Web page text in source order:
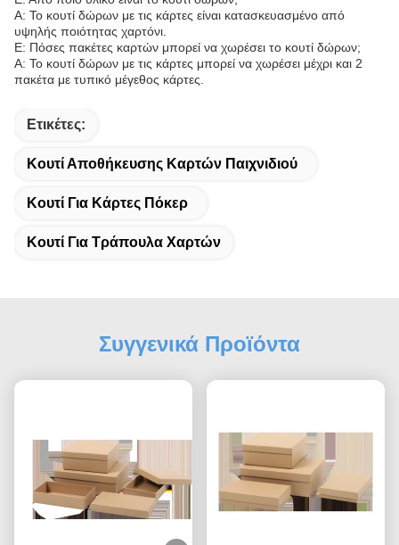
Α: Το κουτί δώρων με τις κάρτες είναι κατασκευασμένο από
υψηλής ποιότητας χαρτόνι.
Ε: Πόσες πακέτες καρτών μπορεί να χωρέσει το κουτί δώρων;
Α: Το κουτί δώρων με τις κάρτες μπορεί να χωρέσει μέχρι και 2
πακέτα με τυπικό μέγεθος κάρτες.
Ετικέτες:
Κουτί Αποθήκευσης Καρτών Παιχνιδιού
Κουτί Για Κάρτες Πόκερ
Κουτί Για Τράπουλα Χαρτών
Συγγενικά Προϊόντα